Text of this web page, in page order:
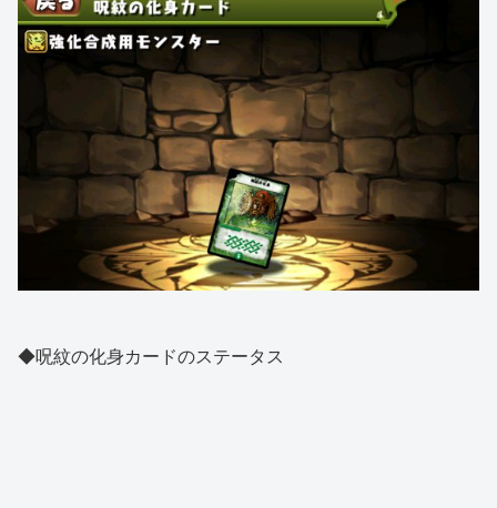
◆呪紋の化身カードのステータス